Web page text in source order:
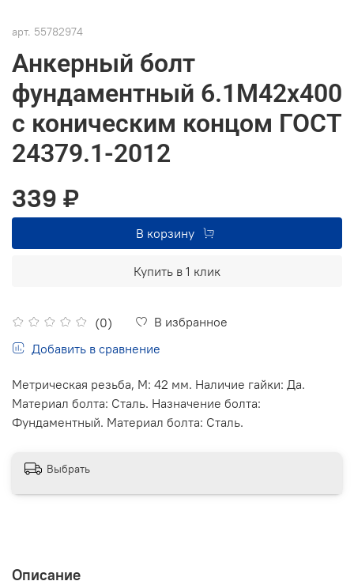
арт. 55782974
Анкерный болт
фундаментный 6.1М42х400
с коническим концом ГОСТ
24379.1-2012
(0)
В избранное
Добавить в сравнение
339 ₽
В корзину
Купить в 1 клик
Метрическая резьба, М: 42 мм. Наличие гайки: Да.
Материал болта: Сталь. Назначение болта:
Фундаментный. Материал болта: Сталь.
Выбрать
Описание